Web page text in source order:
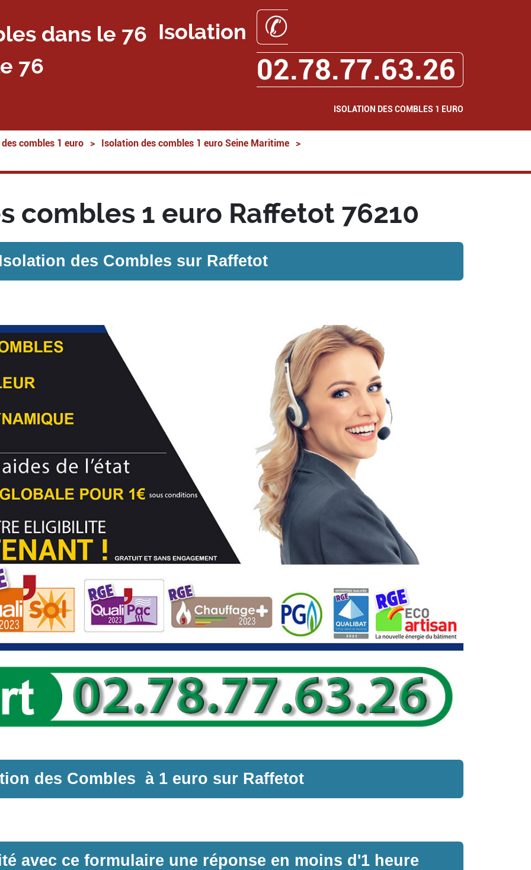
Isolation
76
✆
02.78.77.63.26
ISOLATION DES COMBLES 1 EURO
combles 1 euro > Isolation des combles 1 euro Seine Maritime >
combles 1 euro Raffetot 76210
des Combles sur Raffetot
des Combles à 1 euro sur Raffetot
avec ce formulaire une réponse en moins d'1 heure